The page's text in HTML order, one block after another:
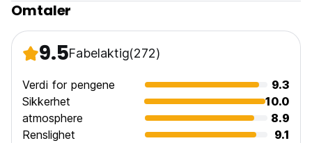
Omtaler
9.5Fabelaktig(272)
Verdi for pengene
9.3
Sikkerhet
10.0
atmosphere
8.9
Renslighet
9.1